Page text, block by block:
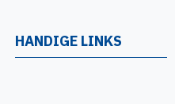
HANDIGE LINKS